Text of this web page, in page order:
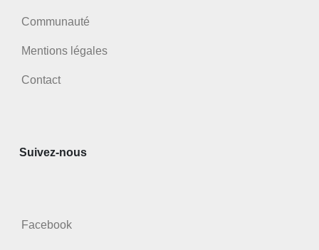
Communauté
Mentions légales
Contact
Suivez-nous
Facebook